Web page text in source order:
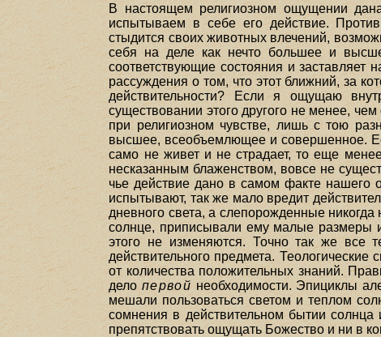
В настоящем религиозном ощущении
испытываем в себе его действие.
стыдится своих животных влечений,
себя на деле как нечто большее и
соответствующие состояния и
рассуждения о том, что этот ближний, за
действительности? Если я ощущаю
существовании этого другого не менее,
при религиозном чувстве, лишь с тою
высшее, всеобъемлющее и совершенное.
само не живет и не страдает, то еще
несказанным блаженством, вовсе не
чье действие дано в самом факте нашего
испытывают, так же мало вредит
дневного света, а слепорожденные
солнце, приписывали ему малые размеры
этого не изменяются. Точно так же все
действительного предмета. Теологические
от количества положительных знаний.
делопервой необходимости. Эпициклы
мешали пользоваться светом и теплом
сомнения в действительном бытии
препятствовать ощущать Божество и ни в